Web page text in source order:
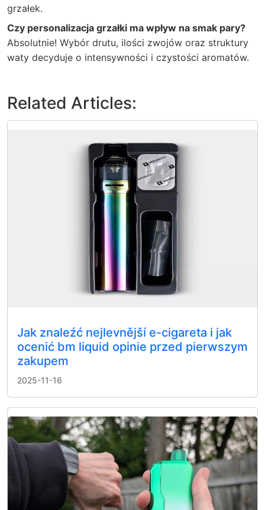
grzałek.
Czy personalizacja grzałki ma wpływ na smak pary?
Absolutnie! Wybór drutu, ilości zwojów oraz struktury
waty decyduje o intensywności i czystości aromatów.
Related Articles:
Jak znaleźć nejlevnější e-cigareta i jak
ocenić bm liquid opinie przed pierwszym
zakupem
2025-11-16